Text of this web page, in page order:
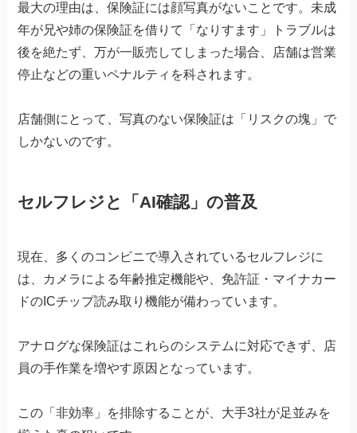
最大の理由は、保険証には顔写真がないことです。未成
年が兄や姉の保険証を借りて「なりすます」トラブルは
後を絶たず、万が一販売してしまった場合、店舗は営業
停止などの重いペナルティを科されます。
店舗側にとって、写真のない保険証は「リスクの塊」で
しかないのです。
セルフレジと「AI確認」の普及
現在、多くのコンビニで導入されているセルフレジに
は、カメラによる年齢推定機能や、免許証・マイナカー
ドのICチップ読み取り機能が備わっています。
アナログな保険証はこれらのシステムに対応できず、店
員の手作業を増やす原因となっています。
この「非効率」を排除することが、大手3社が足並みを